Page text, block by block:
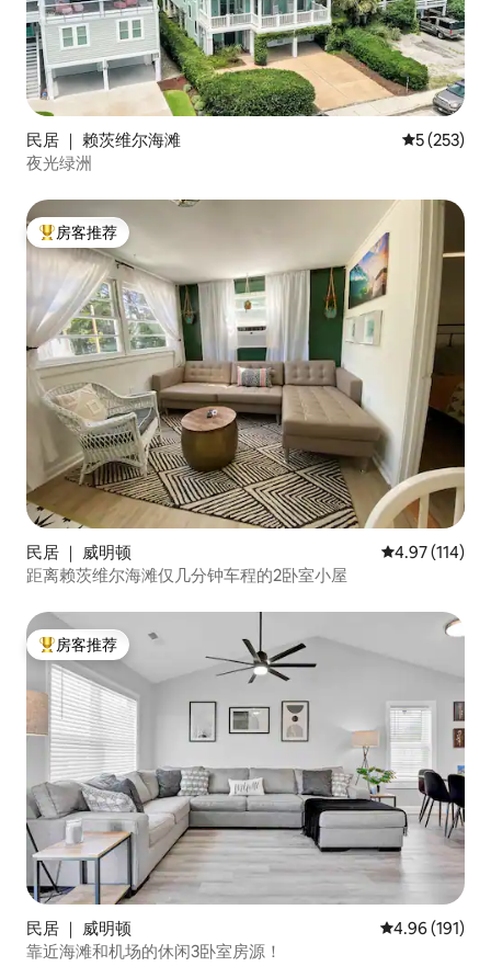
民居 ｜ 赖茨维尔海滩 平均评分 5
5 (253)
夜光绿洲
热门「房客推荐」
房客推荐
民居 ｜ 威明顿 平均评分 4.97
4.97 (114)
距离赖茨维尔海滩仅几分钟车程的2卧室小屋
热门「房客推荐」
房客推荐
民居 ｜ 威明顿 平均评分 4.96
4.96 (191)
靠近海滩和机场的休闲3卧室房源！